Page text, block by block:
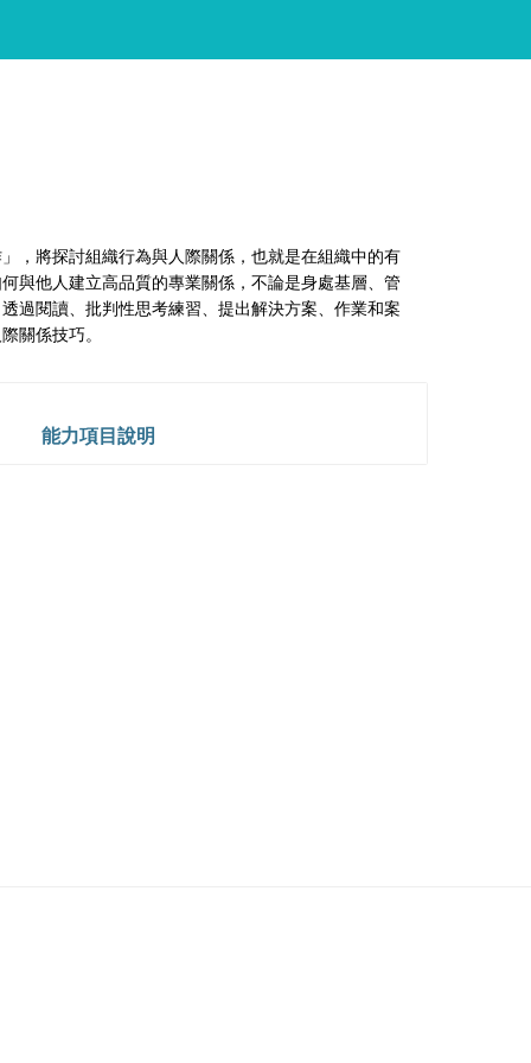
，將探討組織行為與人際關係，也就是在組織中的有
與他人建立高品質的專業關係，不論是身處基層、管
過閱讀、批判性思考練習、提出解決方案、作業和案
關係技巧。
能力項目說明